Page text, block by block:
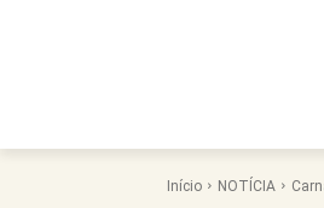
Início NOTÍCIA